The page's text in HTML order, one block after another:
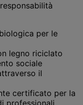
per le
legno riciclato
sociale
il
certificato per la